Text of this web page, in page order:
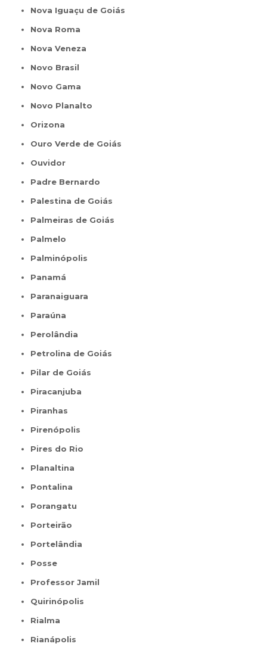
Nova Iguaçu de Goiás
Nova Roma
Nova Veneza
Novo Brasil
Novo Gama
Novo Planalto
Orizona
Ouro Verde de Goiás
Ouvidor
Padre Bernardo
Palestina de Goiás
Palmeiras de Goiás
Palmelo
Palminópolis
Panamá
Paranaiguara
Paraúna
Perolândia
Petrolina de Goiás
Pilar de Goiás
Piracanjuba
Piranhas
Pirenópolis
Pires do Rio
Planaltina
Pontalina
Porangatu
Porteirão
Portelândia
Posse
Professor Jamil
Quirinópolis
Rialma
Rianápolis